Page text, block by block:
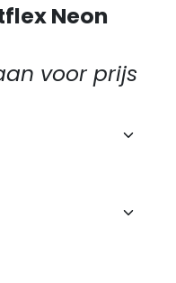
Neon
voor prijs